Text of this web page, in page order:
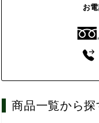
お
商品一覧から探